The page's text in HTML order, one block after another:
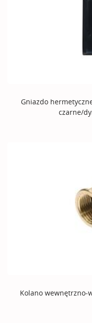
Gniazdo
czarne/
Kolano wewnętrzno-